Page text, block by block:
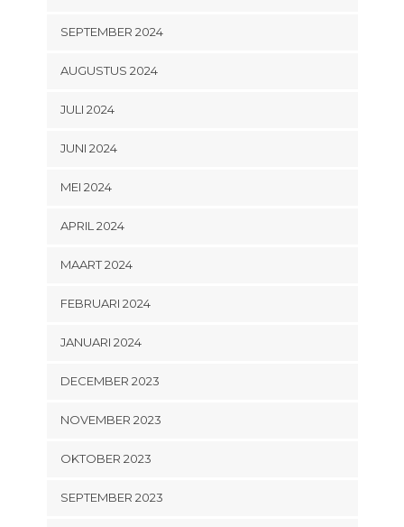
SEPTEMBER 2024
AUGUSTUS 2024
JULI 2024
JUNI 2024
MEI 2024
APRIL 2024
MAART 2024
FEBRUARI 2024
JANUARI 2024
DECEMBER 2023
NOVEMBER 2023
OKTOBER 2023
SEPTEMBER 2023